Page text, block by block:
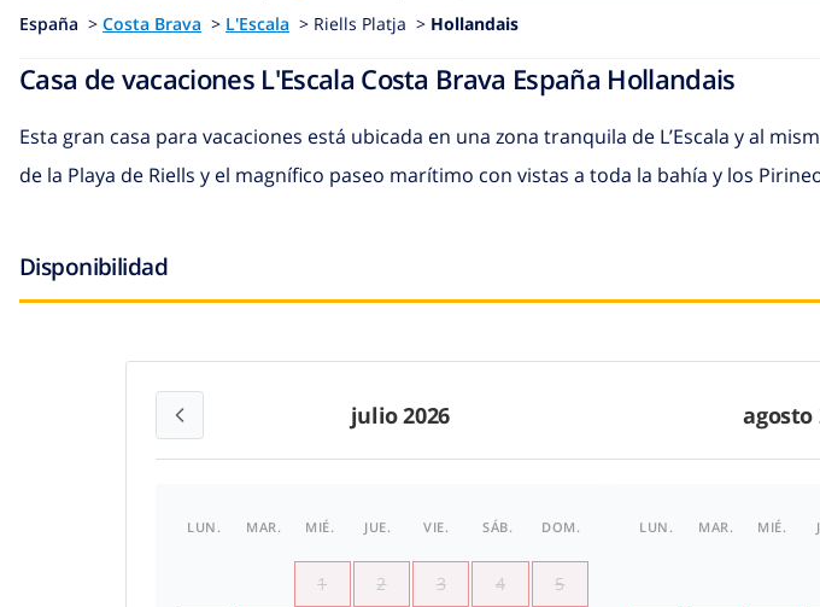
España > Costa Brava > L'Escala > Riells Platja > Hollandais
Casa de vacaciones L'Escala Costa Brava España Hollandais
Esta gran casa para vacaciones está ubicada en una zona tranquila de L’Escala y al
de la Playa de Riells y el magnífico paseo marítimo con vistas a toda la bahía y los
Disponibilidad
julio 2026 agosto
LUN. MAR. MIÉ. JUE. VIE. SÁB. DOM.
1 2 3 4 5
LUN. MAR. MIÉ.